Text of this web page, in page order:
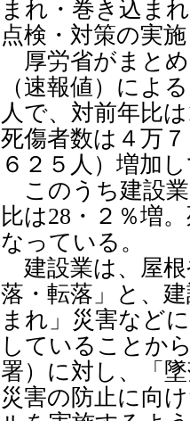
まれ・巻き込ま
点検・対策の実
厚労省がまとめ
（速報値）によ
人で、対前年比
死傷者数は４万
６２５人）増加
このうち建設業
比は28・２％増
なっている。
建設業は、屋根
落・転落」と、
まれ」災害など
していることか
署）に対し、「
災害の防止に向